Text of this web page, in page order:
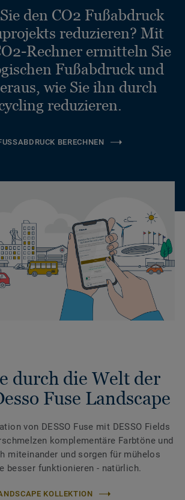
den CO2 Fußabdruck
reduzieren? Mit
Rechner ermitteln Sie
Fußabdruck und
wie Sie ihn durch
reduzieren.
BERECHNEN
durch die Welt der
Fuse Landscape
von DESSO Fuse mit DESSO Fields
komplementäre Farbtöne und
miteinander und sorgen für mühelos
besser funktionieren - natürlich.
KOLLEKTION